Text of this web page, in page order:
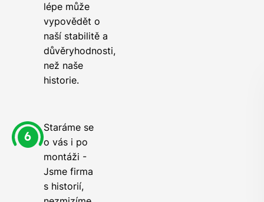
lépe může
vypovědět o
naší stabilitě a
důvěryhodnosti,
než naše
historie.
Staráme se
o vás i po
montáži -
Jsme firma
s historií,